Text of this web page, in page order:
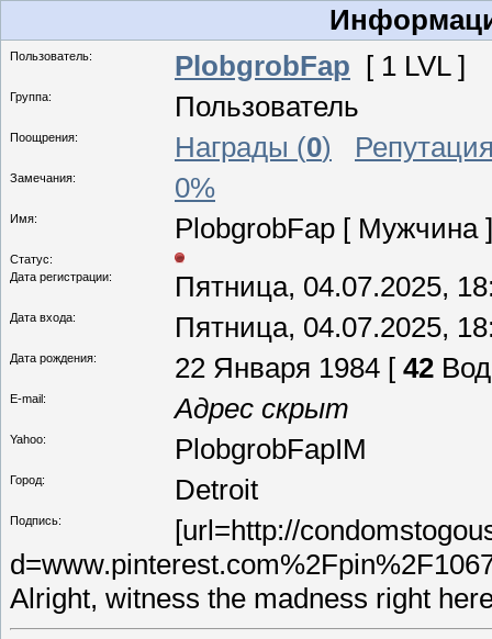
Пользователь: PlobgrobFap [ 1 LVL ]
Группа: Пользователь
Поощрения: Награды (0)
Замечания: 0%
Имя: PlobgrobFap [ Мужчина ]
Статус:
Дата регистрации:
Пятница, 04.07.2025,
Дата входа: Пятница, 04.07.2025,
Дата рождения: 22 Января 1984 [ 42
E-mail: Адрес скрыт
Yahoo: PlobgrobFapIM
Город: Detroit
Подпись:
[url=http://
Alright, witness the madness right